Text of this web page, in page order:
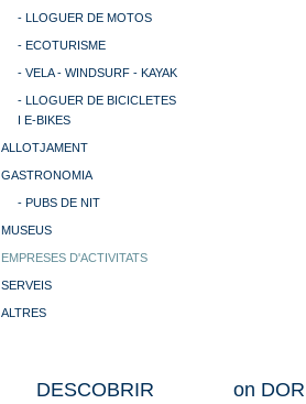
- LLOGUER DE MOTOS
- ECOTURISME
- VELA - WINDSURF - KAYAK
- LLOGUER DE BICICLETES
I E-BIKES
ALLOTJAMENT
GASTRONOMIA
- PUBS DE NIT
MUSEUS
EMPRESES D'ACTIVITATS
SERVEIS
ALTRES
DESCOBRIR on